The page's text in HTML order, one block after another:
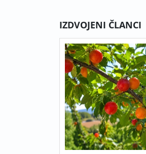
IZDVOJENI ČLANCI